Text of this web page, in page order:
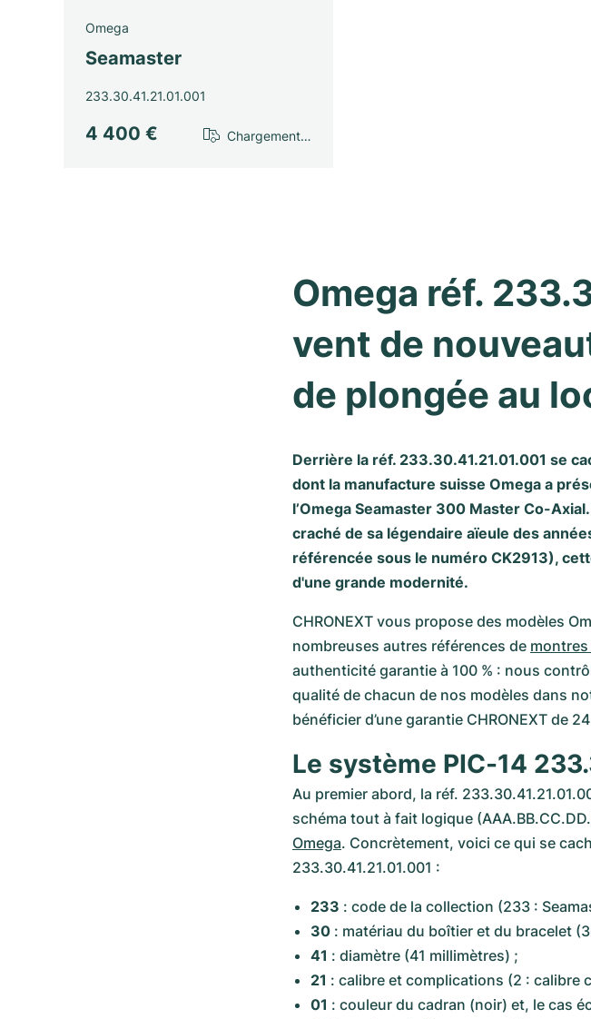
Omega
Seamaster
233.30.41.21.01.001
4 400 € Chargement…
Omega réf.
vent de
de plongée au
Derrière la réf. 233.30.41.21.01.001 se
dont la manufacture suisse Omega a
l’Omega Seamaster 300 Master Co-
craché de sa légendaire aïeule des
référencée sous le numéro CK2913),
d'une grande modernité.
CHRONEXT vous propose des modèles
nombreuses autres références de
authenticité garantie à 100 % : nous
qualité de chacun de nos modèles dans
bénéficier d’une garantie CHRONEXT de
Le système PIC-14
Au premier abord, la réf.
Omega. Concrètement, voici ce qui se
233.30.41.21.01.001 :
233 : code de la collection (233 :
30 : matériau du boîtier et du bracelet
41 : diamètre (41 millimètres) ;
21 : calibre et complications (2 : calibre
01 : couleur du cadran (noir) et, le cas